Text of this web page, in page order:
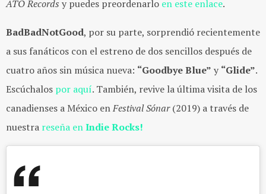
ATO Records y puedes preordenarlo en este enlace.
BadBadNotGood, por su parte, sorprendió recientemente
a sus fanáticos con el estreno de dos sencillos después de
cuatro años sin música nueva: “Goodbye Blue” y “Glide”.
Escúchalos por aquí. También, revive la última visita de los
canadienses a México enFestival Sónar(2019) a través de
nuestra reseña enIndie Rocks!